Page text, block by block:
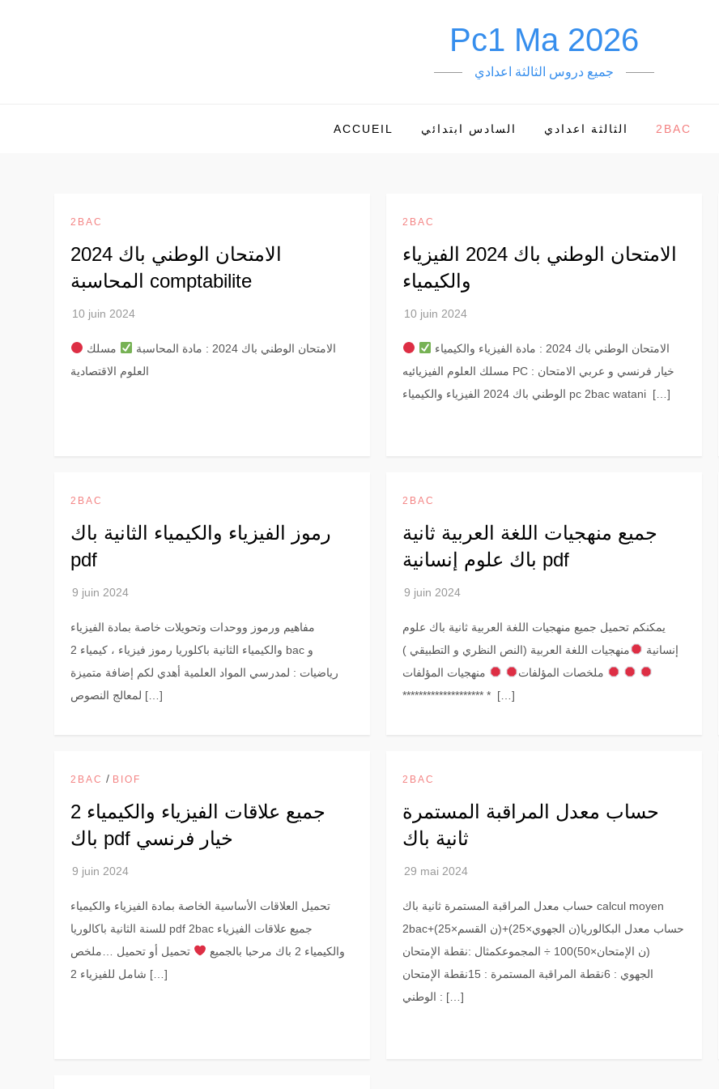
Pc1 Ma 2026
جميع دروس الثالثة اعدادي
ACCUEIL السادس ابتدائي الثالثة اعدادي 2BAC
2BAC
الامتحان الوطني باك 2024
المحاسبة comptabilite
الامتحان الوطني باك 2024 : مادة المحاسبة
مسلك
2BAC
الامتحان الوطني باك 2024 الفيزياء
والكيمياء
الامتحان الوطني باك 2024 : مادة الفيزياء والكيمياء
مسلك العلوم الفيزيائيه PC : خيار فرنسي و عربي الامتحان
الوطني باك 2024 الفيزياء والكيمياء pc 2bac watani […]
2BAC
رموز الفيزياء والكيمياء الثانية باك
pdf
مفاهيم ورموز ووحدات وتحويلات خاصة بمادة الفيزياء
والكيمياء الثانية باكلوريا رموز فيزياء ، كيمياء 2 bac و
رياضيات : لمدرسي المواد العلمية أهدي لكم إضافة متميزة
لمعالج النصوص […]
2BAC
جميع منهجيات اللغة العربية ثانية
باك علوم إنسانية pdf
يمكنكم تحميل جميع منهجيات اللغة العربية ثانية باك علوم
إنسانية
منهجيات اللغة العربية (النص النظري و التطبيقي )
ملخصات المؤلفات
******************** * […]
2BAC / BIOF
جميع علاقات الفيزياء والكيمياء 2
باك pdf خيار فرنسي
تحميل العلاقات الأساسية الخاصة بمادة الفيزياء والكيمياء
للسنة الثانية باكالوريا pdf 2bac جميع علاقات الفيزياء
والكيمياء 2 باك مرحبا بالجميع
تحميل أو تحميل …ملخص
شامل للفيزياء 2 […]
2BAC
حساب معدل المراقبة المستمرة
ثانية باك
حساب معدل المراقبة المستمرة ثانية باك calcul moyen
2bacحساب معدل البكالوريا(ن الجهوي×25)+(ن القسم×25)+
(ن الإمتحان×50)100 ÷ المجموعكمثال :نقطة الإمتحان
الجهوي : 6نقطة المراقبة المستمرة : 15نقطة الإمتحان
الوطني : […]